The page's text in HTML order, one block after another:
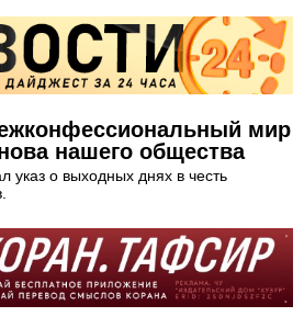
мир
нашего общества
указ о выходных днях в честь